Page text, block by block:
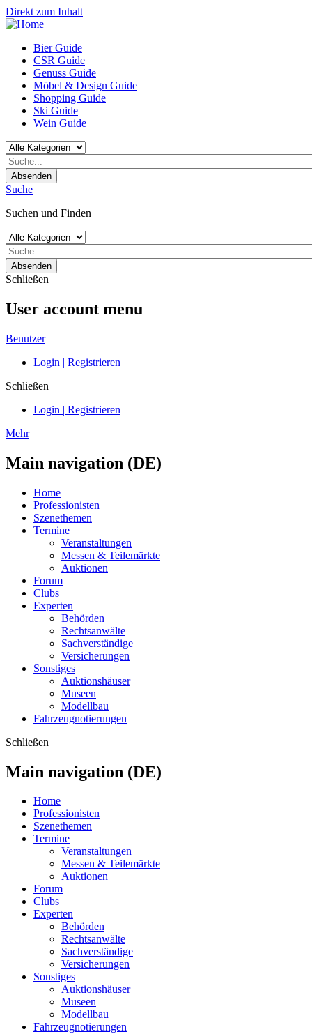
Direkt zum Inhalt
Bier Guide
CSR Guide
Genuss Guide
Möbel & Design Guide
Shopping Guide
Ski Guide
Wein Guide
Absenden
Suche
Suchen und Finden
Absenden
Schließen
User account menu
Benutzer
Login | Registrieren
Schließen
Login | Registrieren
Mehr
Main navigation (DE)
Home
Professionisten
Szenethemen
Termine
Veranstaltungen
Messen & Teilemärkte
Auktionen
Forum
Clubs
Experten
Behörden
Rechtsanwälte
Sachverständige
Versicherungen
Sonstiges
Auktionshäuser
Museen
Modellbau
Fahrzeugnotierungen
Schließen
Main navigation (DE)
Home
Professionisten
Szenethemen
Termine
Veranstaltungen
Messen & Teilemärkte
Auktionen
Forum
Clubs
Experten
Behörden
Rechtsanwälte
Sachverständige
Versicherungen
Sonstiges
Auktionshäuser
Museen
Modellbau
Fahrzeugnotierungen